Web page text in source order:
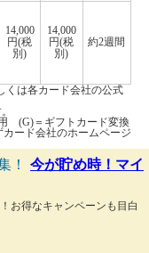
14,000
円(税
別)
14,000
円(税
別)
約2週間
くは各カード会社の公式
(G)＝ギフトカード変換
ード会社のホームページ
今が貯め時！マイ
お得なキャンペーンも目白